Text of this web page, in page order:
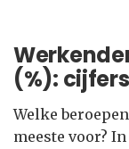
(%):
Welke
meeste voor?